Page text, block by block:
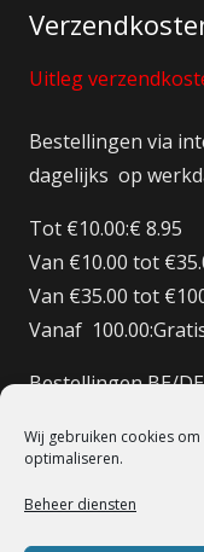
Wij gebruiken cookies
optimaliseren.
Beheer diensten
Uitleg
Bestellingen via
dagelijks op
Tot €10.00:€ 8.95
Van €10.00 tot
Van €35.00 tot
Vanaf
Bestellingen BE/
Bestellingen
© 1998 – 2022 De